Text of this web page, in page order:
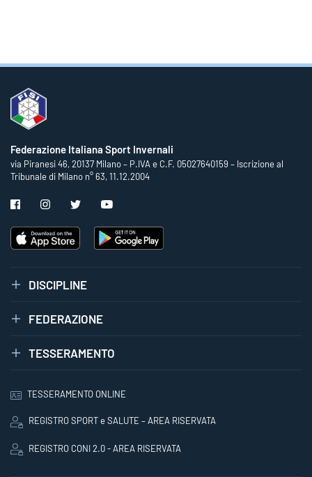
Federazione Italiana Sport Invernali
via Piranesi 46, 20137 Milano – P.IVA e C.F. 05027640159 – Iscrizione al
Tribunale di Milano n° 63, 11.12.2004
DISCIPLINE
FEDERAZIONE
TESSERAMENTO
TESSERAMENTO ONLINE
REGISTRO SPORT e SALUTE – AREA RISERVATA
REGISTRO CONI 2.0 - AREA RISERVATA